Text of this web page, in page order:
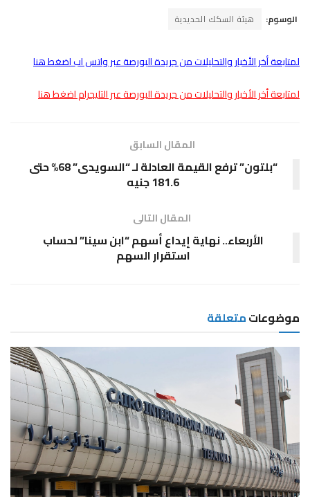
الوسوم: هيئة السكك الحديدية
لمتابعة أخر الأخبار والتحليلات من جريدة البورصة عبر واتس اب اضغط هنا
لمتابعة أخر الأخبار والتحليلات من جريدة البورصة عبر التليجرام اضغط هنا
المقال السابق
“بلتون” ترفع القيمة العادلة لـ “السويدى” 68% حتى
181.6 جنيه
المقال التالى
الأربعاء.. نهاية إيداع أسهم “ابن سينا” لحساب
استقرار السهم
موضوعاتمتعلقة